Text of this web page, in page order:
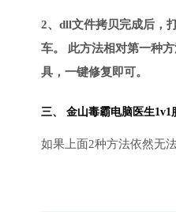
2、dll文件拷贝完成后，
车。 此方法相对第一种
具，一键修复即可。
三、 金山毒霸电脑医生1v1
如果上面2种方法依然无